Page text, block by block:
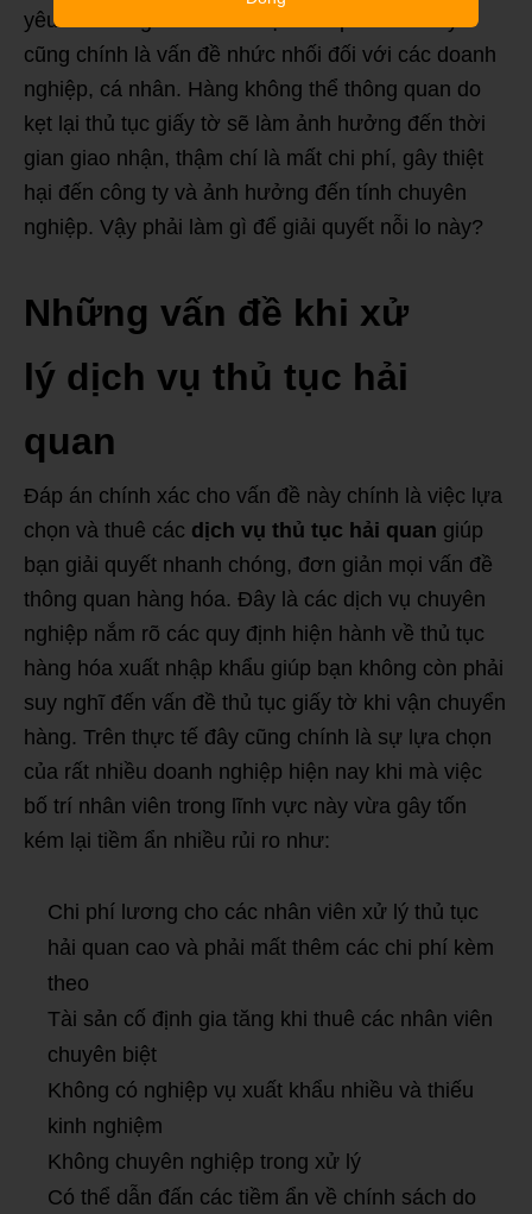
yêu cầu riêng đối với thủ tục hải quan. Và đây
cũng chính là vấn đề nhức nhối đối với các doanh
nghiệp, cá nhân. Hàng không thể thông quan do
kẹt lại thủ tục giấy tờ sẽ làm ảnh hưởng đến thời
gian giao nhận, thậm chí là mất chi phí, gây thiệt
hại đến công ty và ảnh hưởng đến tính chuyên
nghiệp. Vậy phải làm gì để giải quyết nỗi lo này?
Những vấn đề khi xử
lý dịch vụ thủ tục hải
quan
Đáp án chính xác cho vấn đề này chính là việc lựa
chọn và thuê các dịch vụ thủ tục hải quan giúp
bạn giải quyết nhanh chóng, đơn giản mọi vấn đề
thông quan hàng hóa. Đây là các dịch vụ chuyên
nghiệp nắm rõ các quy định hiện hành về thủ tục
hàng hóa xuất nhập khẩu giúp bạn không còn phải
suy nghĩ đến vấn đề thủ tục giấy tờ khi vận chuyển
hàng. Trên thực tế đây cũng chính là sự lựa chọn
của rất nhiều doanh nghiệp hiện nay khi mà việc
bố trí nhân viên trong lĩnh vực này vừa gây tốn
kém lại tiềm ẩn nhiều rủi ro như:
Chi phí lương cho các nhân viên xử lý thủ tục
hải quan cao và phải mất thêm các chi phí kèm
theo
Tài sản cố định gia tăng khi thuê các nhân viên
chuyên biệt
Không có nghiệp vụ xuất khẩu nhiều và thiếu
kinh nghiệm
Không chuyên nghiệp trong xử lý
Có thể dẫn đấn các tiềm ẩn về chính sách do